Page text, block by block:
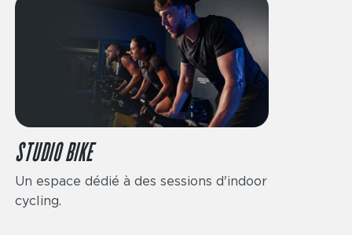
STUDIO BIKE
Un espace dédié à des sessions d'indoor
cycling.